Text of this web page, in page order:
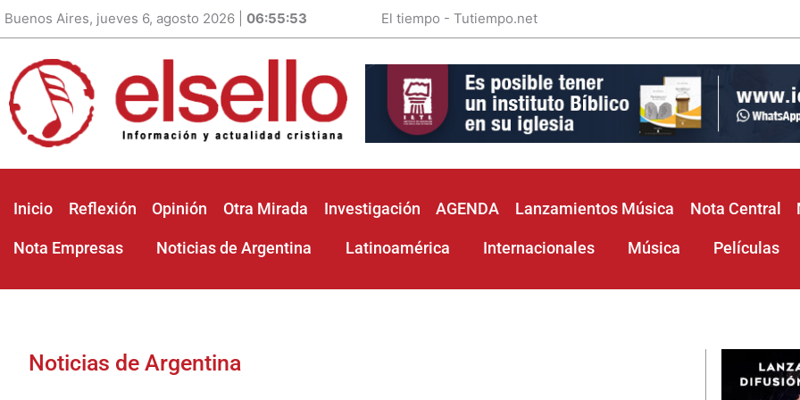
Buenos Aires, jueves 6, agosto 2026 | 06:55:55 El tiempo - Tutiempo.net
Inicio Reflexión Opinión Otra Mirada Investigación AGENDA Lanzamientos Música Nota Central
Nota Empresas Noticias de Argentina Latinoamérica Internacionales Música Películas
Noticias de Argentina